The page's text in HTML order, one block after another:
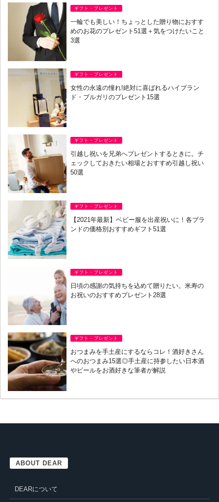
ギフト・プレゼント
一輪でも美しい！ちょっとした贈り物におすす
めのお花のプレゼント51選＋気をつけたいこと
3選
ギフト・プレゼント
女性の永遠の憧れ!絶対に喜ばれるハイブラン
ド・ブルガリのプレゼント15選
ギフト・プレゼント
引越し祝いを兄弟へプレゼントするときに。チ
ェックしておきたい相場とおすすめ引越し祝い
50選
ギフト・プレゼント
【2021年最新】ベビー服を出産祝いに！各ブラ
ンドの価格別おすすめギフト51選
ギフト・プレゼント
日頃の感謝の気持ちを込めて贈りたい。米寿の
お祝いのおすすめプレゼント28選
ギフト・プレゼント
おつまみを手土産にするならコレ！酒好きさん
へのおつまみ15選◎手土産に持参したい日本酒
やビールをお酒好きな筆者が解説
ABOUT DEAR
DEARについて